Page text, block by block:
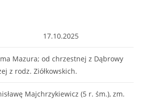
17.10.2025
Mazura; od chrzestnej z Dąbrowy
z rodz. Ziółkowskich.
Majchrzykiewicz (5 r. śm.), zm.